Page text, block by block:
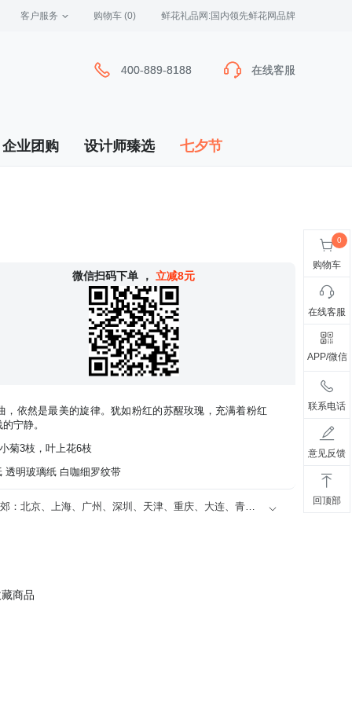
客户服务 购物车 (0) 鲜花礼品网:国内领先鲜花网品牌
400-889-8188 在线客服
400-889-8188 在线客服
企业团购 设计师臻选 七夕节
微信扫码下单 ， 立减8元
，依然是最美的旋律。犹如粉红的苏醒玫瑰，充满着粉红
宁静。
菊3枝，叶上花6枝
透明玻璃纸 白咖细罗纹带
“精品鲜花”限送40个城市的市区及近郊：北京、上海、广州、深圳、天津、重庆、大连、青岛、苏州、厦门、宁波、温州、无锡、珠海、东莞、佛山，及其他省会城市（石家庄、太原、呼和浩特、沈阳、长春、哈尔滨、南京、杭州、合肥、福州、南昌、济南、郑州、武汉、长沙、南宁、海口、成都、贵阳、昆明、西安、兰州、银川、乌鲁木齐）
商品
购物车
在线客服
APP/微信
联系电话
意见反馈
回顶部